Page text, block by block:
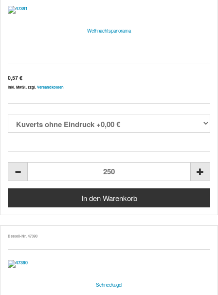
Weihnachtspanorama
0,57 €
inkl. MwSt. zzgl. Versandkosten
Bestell-Nr. 47390
Schneekugel